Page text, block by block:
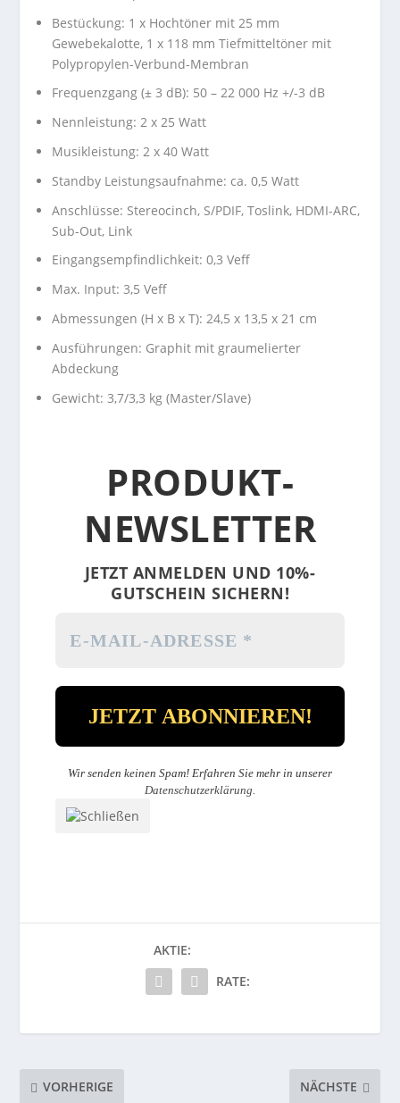
Bestückung: 1 x Hochtöner mit 25 mm
Gewebekalotte, 1 x 118 mm Tiefmitteltöner mit
Polypropylen-Verbund-Membran
Frequenzgang (± 3 dB): 50 – 22 000 Hz +/-3 dB
Nennleistung: 2 x 25 Watt
Musikleistung: 2 x 40 Watt
Standby Leistungsaufnahme: ca. 0,5 Watt
Anschlüsse: Stereocinch, S/PDIF, Toslink, HDMI-ARC,
Sub-Out, Link
Eingangsempfindlichkeit: 0,3 Veff
Max. Input: 3,5 Veff
Abmessungen (H x B x T): 24,5 x 13,5 x 21 cm
Ausführungen: Graphit mit graumelierter
Abdeckung
Gewicht: 3,7/3,3 kg (Master/Slave)
PRODUKT-
NEWSLETTER
JETZT ANMELDEN UND 10%-
GUTSCHEIN SICHERN!
Wir senden keinen Spam! Erfahren Sie mehr in unserer
Datenschutzerklärung
AKTIE:
RATE:
VORHERIGE NÄCHSTE